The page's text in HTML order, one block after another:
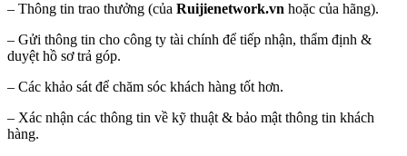
– Thông tin trao thưởng (của Ruijienetwork.vn hoặc của hãng).
– Gửi thông tin cho công ty tài chính để tiếp nhận, thẩm định &
duyệt hồ sơ trả góp.
– Các khảo sát để chăm sóc khách hàng tốt hơn.
– Xác nhận các thông tin về kỹ thuật & bảo mật thông tin khách
hàng.